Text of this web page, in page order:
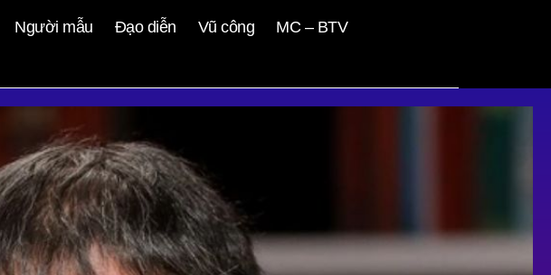
Người mẫu Đạo diễn Vũ công MC – BTV